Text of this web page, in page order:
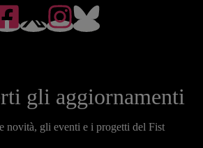
gli aggiornamenti
novità, gli eventi e i progetti del Fist